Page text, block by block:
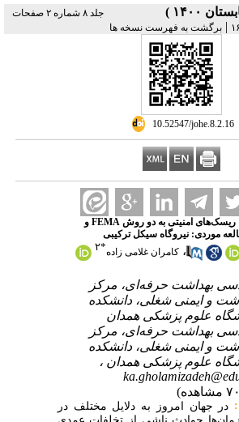
جلد ۸ شماره ۲ صفحات
| برگشت به فهرست نسخه ها
‎ 10.52547/johe.8.2.16
ارزیابی و مقایسه ریسک‌های امنیتی به دو روش FEMA و
، کامران غلامی زاده*۲
بهداشت حرفه‌ای، مرکز
و ایمنی شغلی، دانشکده
علوم پزشکی همدان
بهداشت حرفه‌ای، مرکز
و ایمنی شغلی، دانشکده
علوم پزشکی همدان ،
در جهان امروز به دلایل مختلف در